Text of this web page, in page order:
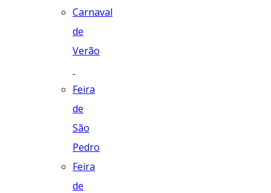
Carnaval
de
Verão
Feira
de
São
Pedro
Feira
de